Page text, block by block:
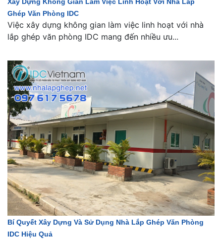
Ghép Văn Phòng IDC
Việc xây dựng không gian làm việc linh hoạt với nhà
lắp ghép văn phòng IDC mang đến nhiều ưu...
Bí Quyết Xây Dựng Và Sử Dụng Nhà Lắp Ghép Văn Phòng
IDC Hiệu Quả